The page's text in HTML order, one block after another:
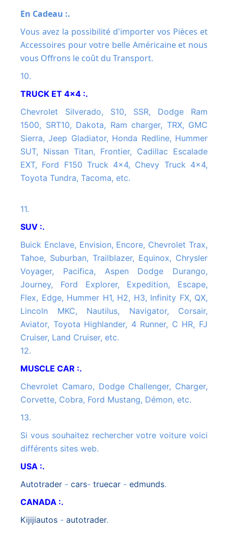
En Cadeau :.
Vous avez la possibilité d'importer vos Pièces et
Accessoires pour votre belle Américaine et nous
vous Offrons le coût du Transport.
10.
TRUCK ET 4x4 :.
Chevrolet Silverado, S10, SSR, Dodge Ram
1500, SRT10, Dakota, Ram charger, TRX, GMC
Sierra, Jeep Gladiator, Honda Redline, Hummer
SUT, Nissan Titan, Frontier, Cadillac Escalade
EXT, Ford F150 Truck 4x4, Chevy Truck 4x4,
Toyota Tundra, Tacoma, etc.
11.
SUV :.
Buick Enclave, Envision, Encore, Chevrolet Trax,
Tahoe, Suburban, Trailblazer, Equinox, Chrysler
Voyager, Pacifica, Aspen Dodge Durango,
Journey, Ford Explorer, Expedition, Escape,
Flex, Edge, Hummer H1, H2, H3, Infinity FX, QX,
Lincoln MKC, Nautilus, Navigator, Corsair,
Aviator, Toyota Highlander, 4 Runner, C HR, FJ
Cruiser, Land Cruiser, etc.
12.
MUSCLE CAR :.
Chevrolet Camaro, Dodge Challenger, Charger,
Corvette, Cobra, Ford Mustang, Démon, etc.
13.
Si vous souhaitez rechercher votre voiture voici
différents sites web.
USA :.
autotrader - cars- truecar - edmunds.
CANADA :.
kijijiautos - autotrader.